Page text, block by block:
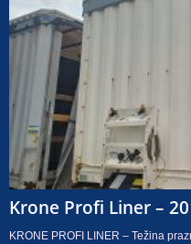
Krone Profi Liner –
KRONE PROFI LINER – Težina